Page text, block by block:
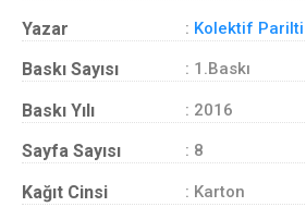
Yazar : Kolektif
Baskı Sayısı : 1.Baskı
Baskı Yılı : 2016
Sayfa Sayısı : 8
Kağıt Cinsi : Karton